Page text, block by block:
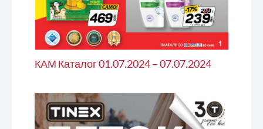
КАМ Каталог 01.07.2024 – 07.07.2024